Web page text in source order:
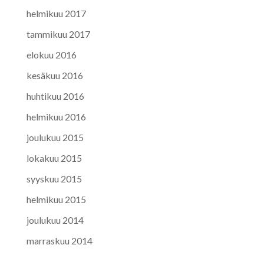
helmikuu 2017
tammikuu 2017
elokuu 2016
kesäkuu 2016
huhtikuu 2016
helmikuu 2016
joulukuu 2015
lokakuu 2015
syyskuu 2015
helmikuu 2015
joulukuu 2014
marraskuu 2014